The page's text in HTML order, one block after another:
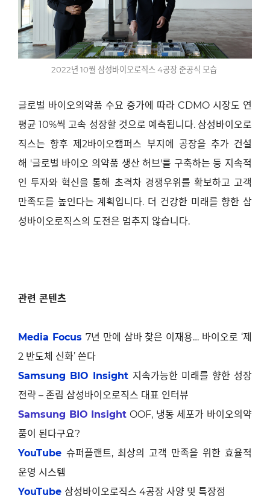
2022년 10월 삼성바이오로직스 4공장 준공식 모습
글로벌 바이오의약품 수요 증가에 따라 CDMO 시장도 연
평균 10%씩 고속 성장할 것으로 예측됩니다. 삼성바이오로
직스는 향후 제2바이오캠퍼스 부지에 공장을 추가 건설
해 '글로벌 바이오 의약품 생산 허브'를 구축하는 등 지속적
인 투자와 혁신을 통해 초격차 경쟁우위를 확보하고 고객
만족도를 높인다는 계획입니다. 더 건강한 미래를 향한 삼
성바이오로직스의 도전은 멈추지 않습니다.
관련 콘텐츠
Media Focus 7년 만에 삼바 찾은 이재용… 바이오로 ‘제
2 반도체 신화’ 쓴다
Samsung BIO Insight 지속가능한 미래를 향한 성장
전략 – 존림 삼성바이오로직스 대표 인터뷰
Samsung BIO Insight OOF, 냉동 세포가 바이오의약
품이 된다구요?
YouTube 슈퍼플랜트, 최상의 고객 만족을 위한 효율적
운영 시스템
YouTube 삼성바이오로직스 4공장 사양 및 특장점